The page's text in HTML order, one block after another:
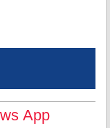
App